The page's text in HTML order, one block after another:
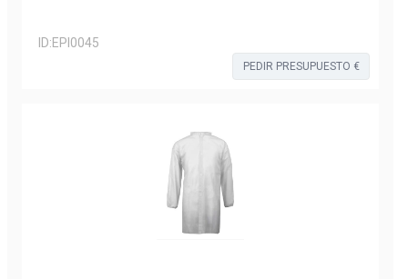
ID:EPI0045
PEDIR PRESUPUESTO €